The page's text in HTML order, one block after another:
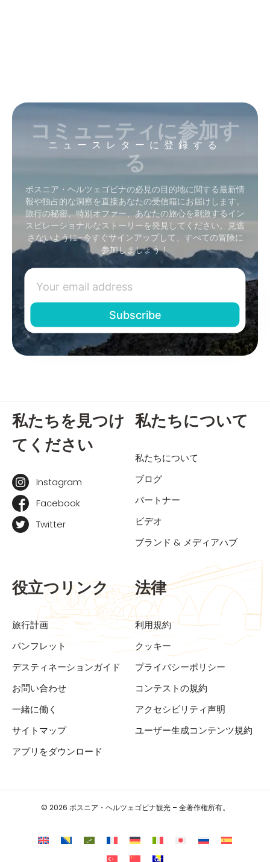
ニュースレターに登録する
コミュニティに参加す
る
ボスニア・ヘルツェゴビナの必見の目的地に関する最新情
報や独占的な洞察を直接あなたの受信箱にお届けします。
旅行の秘密、特別オファー、あなたの旅心を刺激するイン
スピレーショナルなストーリーを発見してください。見逃
さないように–今すぐサインアップして、すべての冒険に
参加しましょう！
私たちを見つけ
てください
Instagram
Facebook
Twitter
私たちについて
私たちについて
ブログ
パートナー
ビデオ
ブランド & メディアハブ
役立つリンク
旅行計画
パンフレット
デスティネーションガイド
お問い合わせ
一緒に働く
サイトマップ
アプリをダウンロード
法律
利用規約
クッキー
プライバシーポリシー
コンテストの規約
アクセシビリティ声明
ユーザー生成コンテンツ規約
© 2026 ボスニア・ヘルツェゴビナ観光 – 全著作権所有。